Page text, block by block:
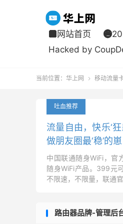
 网站首页 
Hacked by
当前位置： 华上网  移动流量
吐血推荐
流量自由，快乐‘狂
做朋友圈最‘稳’的崽
中国联通随身WiFi，官
随身WiFi产品。399元
不限速，不限量，联通
路由器品牌-管理后